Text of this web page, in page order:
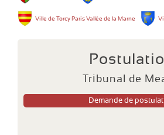
Ville de Torcy Paris Vallée de la Marne
Tribunal de
Demande de